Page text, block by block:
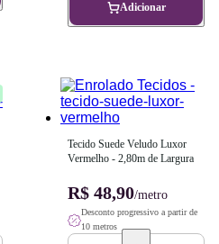
Adicionar
Tecido Suede Veludo Luxor
Vermelho - 2,80m de Largura
R$ 48,90/metro
Desconto progressivo a partir de
10 metros